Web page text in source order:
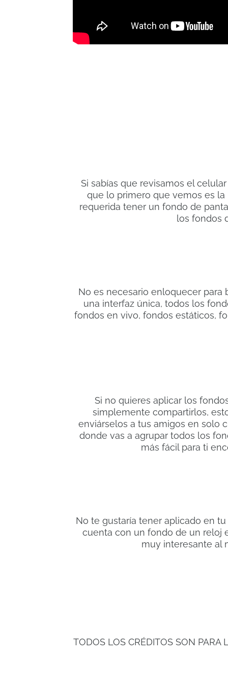
Si sabías que revisamos el
que lo primero que vemos es
requerida tener un fondo de
los fondos
No es necesario enloquecer
una interfaz única, todos los
fondos en vivo, fondos estáticos,
Si no quieres aplicar los
simplemente compartirlos,
enviárselos a tus amigos en solo
donde vas a agrupar todos los
más fácil para ti
No te gustaría tener aplicado en
cuenta con un fondo de un reloj
muy interesante al
TODOS LOS CRÉDITOS SON PARA